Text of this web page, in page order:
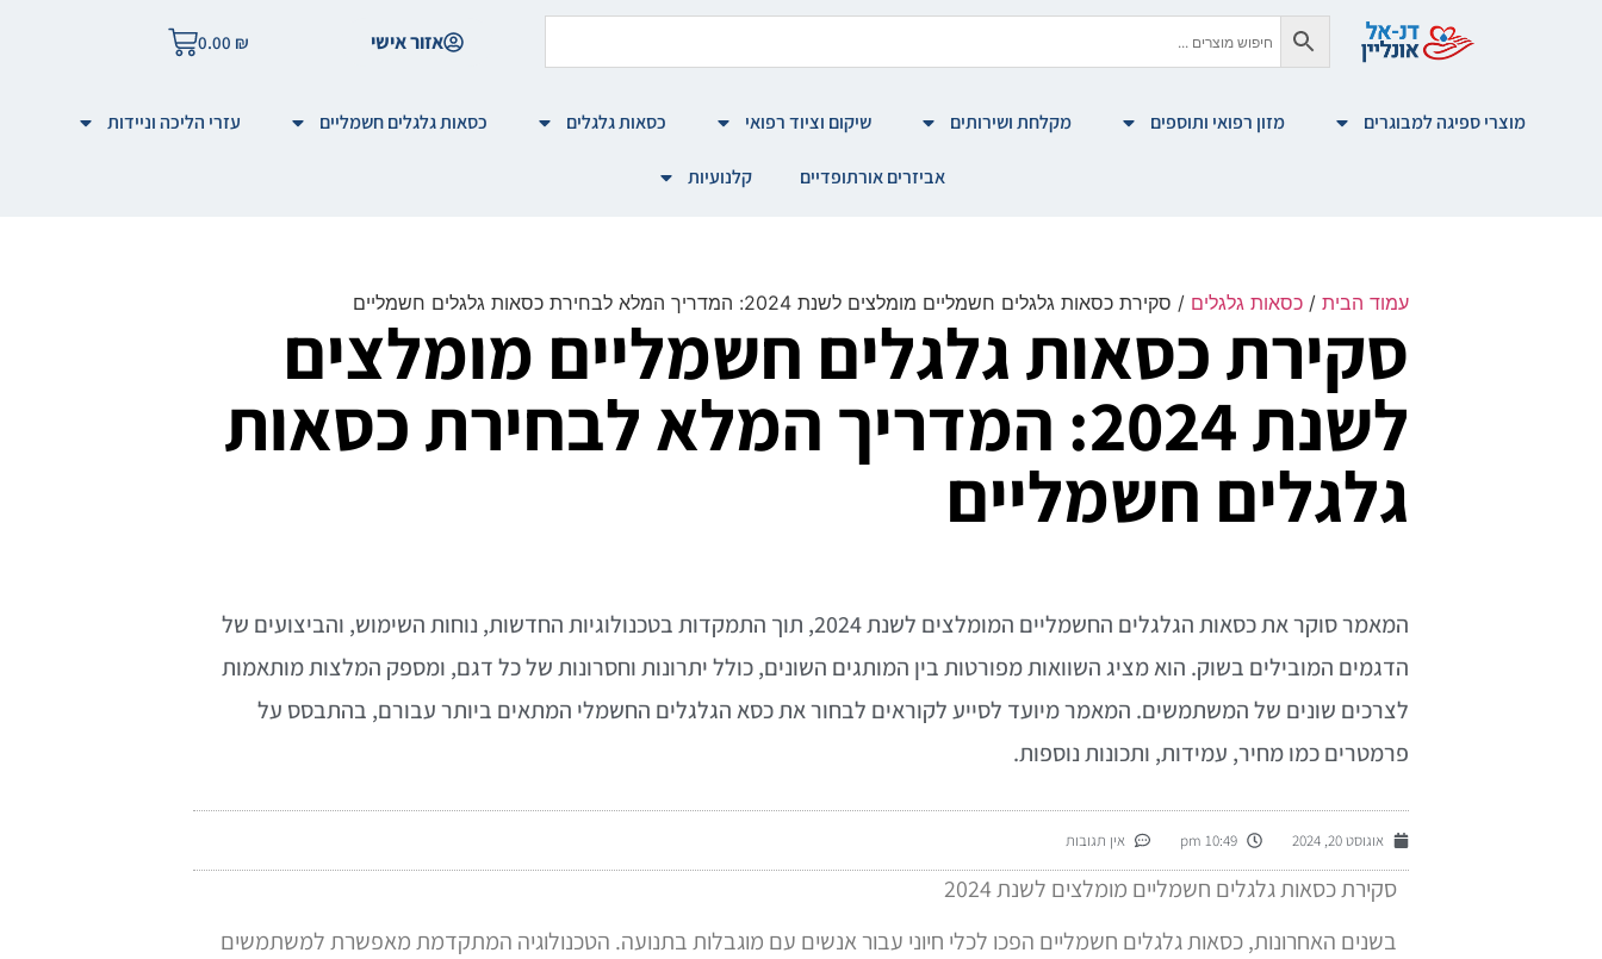
אזור אישי 0.00 ₪
מוצרי ספיגה למבוגרים מזון רפואי ותוספים מקלחת ושירותים שיקום וציוד רפואי כסאות גלגלים כסאות גלגלים חשמליים עזרי הליכה וניידות
אביזרים אורתופדיים קלנועיות
עמוד הבית / כסאות גלגלים / סקירת כסאות גלגלים חשמליים מומלצים לשנת 2024: המדריך המלא לבחירת כסאות גלגלים חשמליים
סקירת כסאות גלגלים חשמליים מומלצים
לשנת 2024: המדריך המלא לבחירת כסאות
גלגלים חשמליים
המאמר סוקר את כסאות הגלגלים החשמליים המומלצים לשנת 2024, תוך התמקדות בטכנולוגיות החדשות, נוחות השימוש, והביצועים של
הדגמים המובילים בשוק. הוא מציג השוואות מפורטות בין המותגים השונים, כולל יתרונות וחסרונות של כל דגם, ומספק המלצות מותאמות
לצרכים שונים של המשתמשים. המאמר מיועד לסייע לקוראים לבחור את כסא הגלגלים החשמלי המתאים ביותר עבורם, בהתבסס על
פרמטרים כמו מחיר, עמידות, ותכונות נוספות.
אוגוסט 20, 2024 10:49 pm אין תגובות
סקירת כסאות גלגלים חשמליים מומלצים לשנת 2024
בשנים האחרונות, כסאות גלגלים חשמליים הפכו לכלי חיוני עבור אנשים עם מוגבלות בתנועה. הטכנולוגיה המתקדמת מאפשרת למשתמשים